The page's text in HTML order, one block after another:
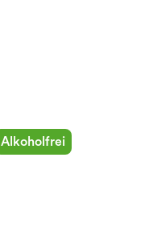
Alkoholfrei